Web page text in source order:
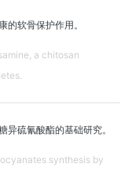
的软骨保护作用。
a chitosan
异硫氰酸酯的基础研究。
synthesis by